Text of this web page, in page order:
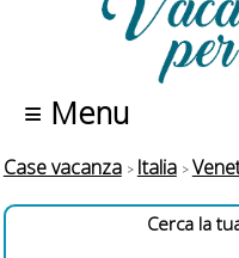
≡ Menu
Case vacanza Italia
Cerca la